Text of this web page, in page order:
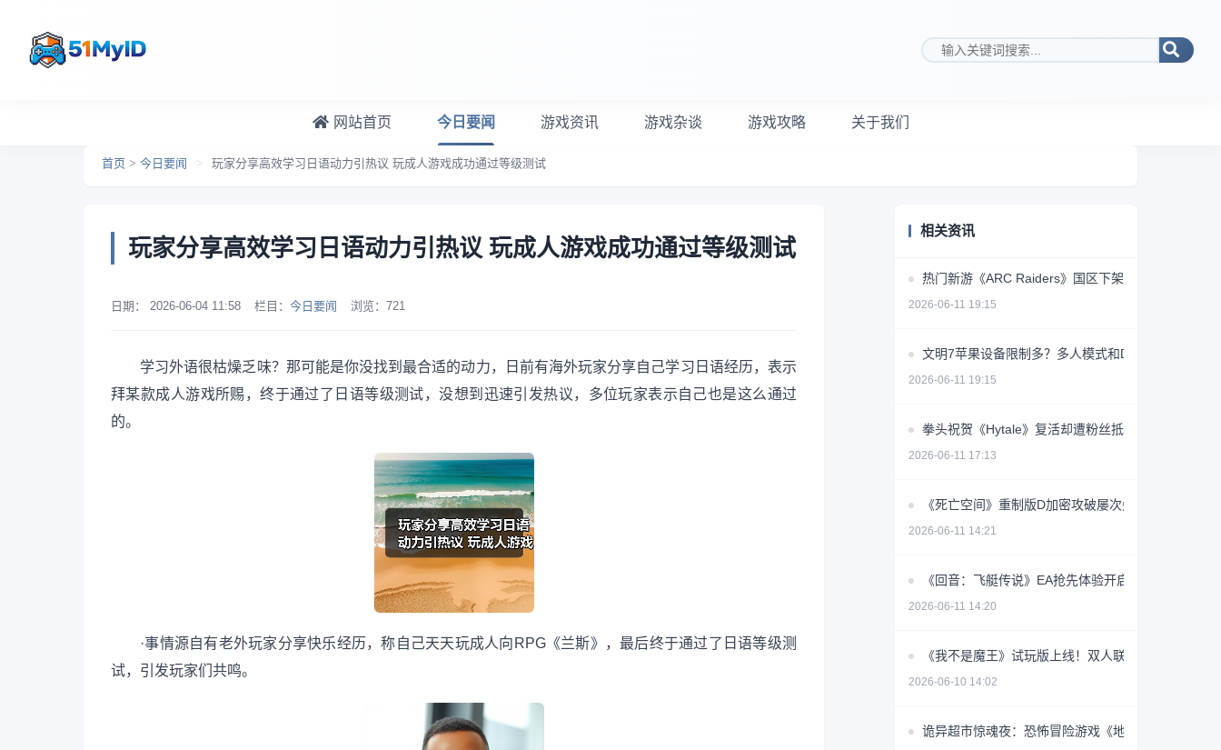
搜索关键词
网站首页 今日要闻 游戏资讯 游戏杂谈 游戏攻略 关于我们
首页 > 今日要闻 > 玩家分享高效学习日语动力引热议 玩成人游戏成功通过等级测试
玩家分享高效学习日语动力引热议 玩成人游戏成功通过等级测试
日期： 2026-06-04 11:58 栏目： 今日要闻 浏览： 721
学习外语很枯燥乏味？那可能是你没找到最合适的动力，日前有海外玩家分享自己学习日语经历，表示
拜某款成人游戏所赐，终于通过了日语等级测试，没想到迅速引发热议，多位玩家表示自己也是这么通过
的。
·事情源自有老外玩家分享快乐经历，称自己天天玩成人向RPG《兰斯》，最后终于通过了日语等级测
试，引发玩家们共鸣。
相关资讯
热门新游《ARC Raiders》国区下架原因成谜
2026-06-11 19:15
文明7苹果设备限制多？多人模式和DLC缺席
2026-06-11 19:15
拳头祝贺《Hytale》复活却遭粉丝抵制 真相令人意外
2026-06-11 17:13
《死亡空间》重制版D加密攻破屡次失败 最终修复能
2026-06-11 14:21
《回音：飞艇传说》EA抢先体验开启，云端征途稳
2026-06-11 14:20
《我不是魔王》试玩版上线！双人联机+千种构筑，
2026-06-10 14:02
诡异超市惊魂夜：恐怖冒险游戏《地狱超市》即将上